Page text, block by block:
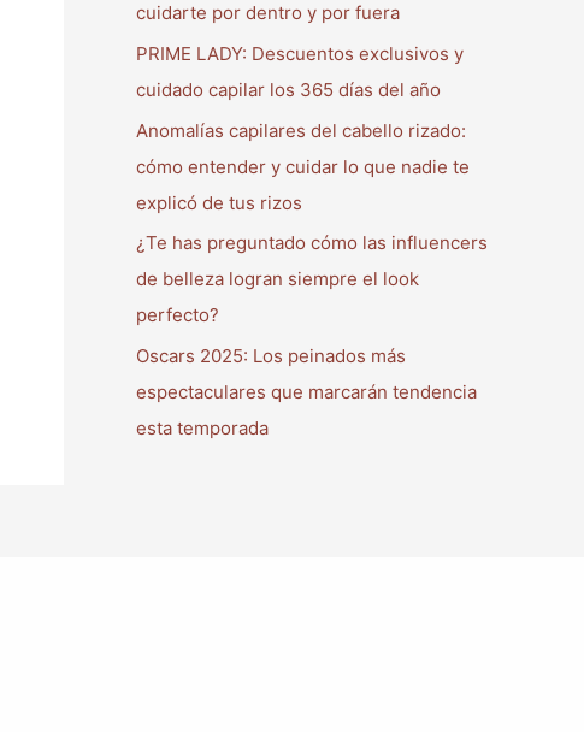
:
cuidarte por dentro y por fuera
PRIME LADY: Descuentos exclusivos y
cuidado capilar los 365 días del año
Anomalías capilares del cabello rizado:
cómo entender y cuidar lo que nadie te
explicó de tus rizos
¿Te has preguntado cómo las influencers
de belleza logran siempre el look
perfecto?
Oscars 2025: Los peinados más
espectaculares que marcarán tendencia
esta temporada